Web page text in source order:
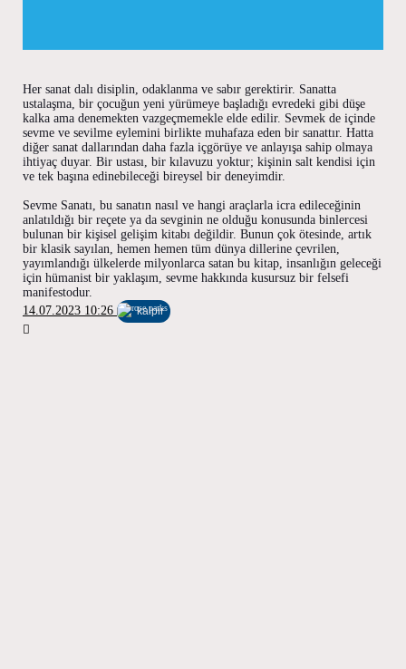
Her sanat dalı disiplin, odaklanma ve sabır gerektirir. Sanatta
ustalaşma, bir çocuğun yeni yürümeye başladığı evredeki gibi düşe
kalka ama denemekten vazgeçmemekle elde edilir. Sevmek de içinde
sevme ve sevilme eylemini birlikte muhafaza eden bir sanattır. Hatta
diğer sanat dallarından daha fazla içgörüye ve anlayışa sahip olmaya
ihtiyaç duyar. Bir ustası, bir kılavuzu yoktur; kişinin salt kendisi için
ve tek başına edinebileceği bireysel bir deneyimdir.
Sevme Sanatı, bu sanatın nasıl ve hangi araçlarla icra edileceğinin
anlatıldığı bir reçete ya da sevginin ne olduğu konusunda binlercesi
bulunan bir kişisel gelişim kitabı değildir. Bunun çok ötesinde, artık
bir klasik sayılan, hemen hemen tüm dünya dillerine çevrilen,
yayımlandığı ülkelerde milyonlarca satan bu kitap, insanlığın geleceği
için hümanist bir yaklaşım, sevme hakkında kusursuz bir felsefi
manifestodur.
14.07.2023 10:26
kalpir